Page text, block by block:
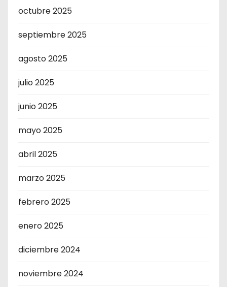
octubre 2025
septiembre 2025
agosto 2025
julio 2025
junio 2025
mayo 2025
abril 2025
marzo 2025
febrero 2025
enero 2025
diciembre 2024
noviembre 2024